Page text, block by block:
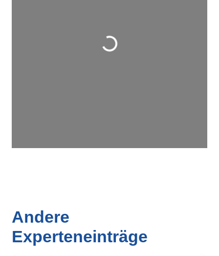
Wird geladen …
Andere
Experteneinträge